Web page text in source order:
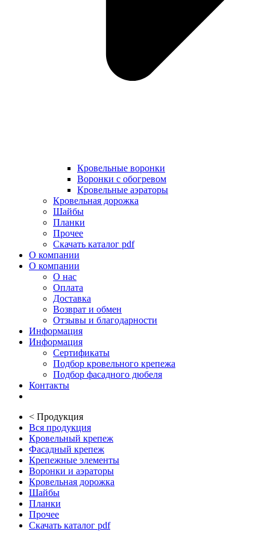
Кровельные воронки
Воронки с обогревом
Кровельные аэраторы
Кровельная дорожка
Шайбы
Планки
Прочее
Скачать каталог pdf
О компании
О компании
О нас
Оплата
Доставка
Возврат и обмен
Отзывы и благодарности
Информация
Информация
Сертификаты
Подбор кровельного крепежа
Подбор фасадного дюбеля
Контакты
< Продукция
Вся продукция
Кровельный крепеж
Фасадный крепеж
Крепежные элементы
Воронки и аэраторы
Кровельная дорожка
Шайбы
Планки
Прочее
Скачать каталог pdf